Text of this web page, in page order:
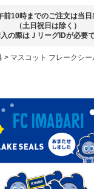
前10時までのご注文は当日
（土日祝日は除く）
の際はＪリーグIDが必要で
マスコット フレークシー